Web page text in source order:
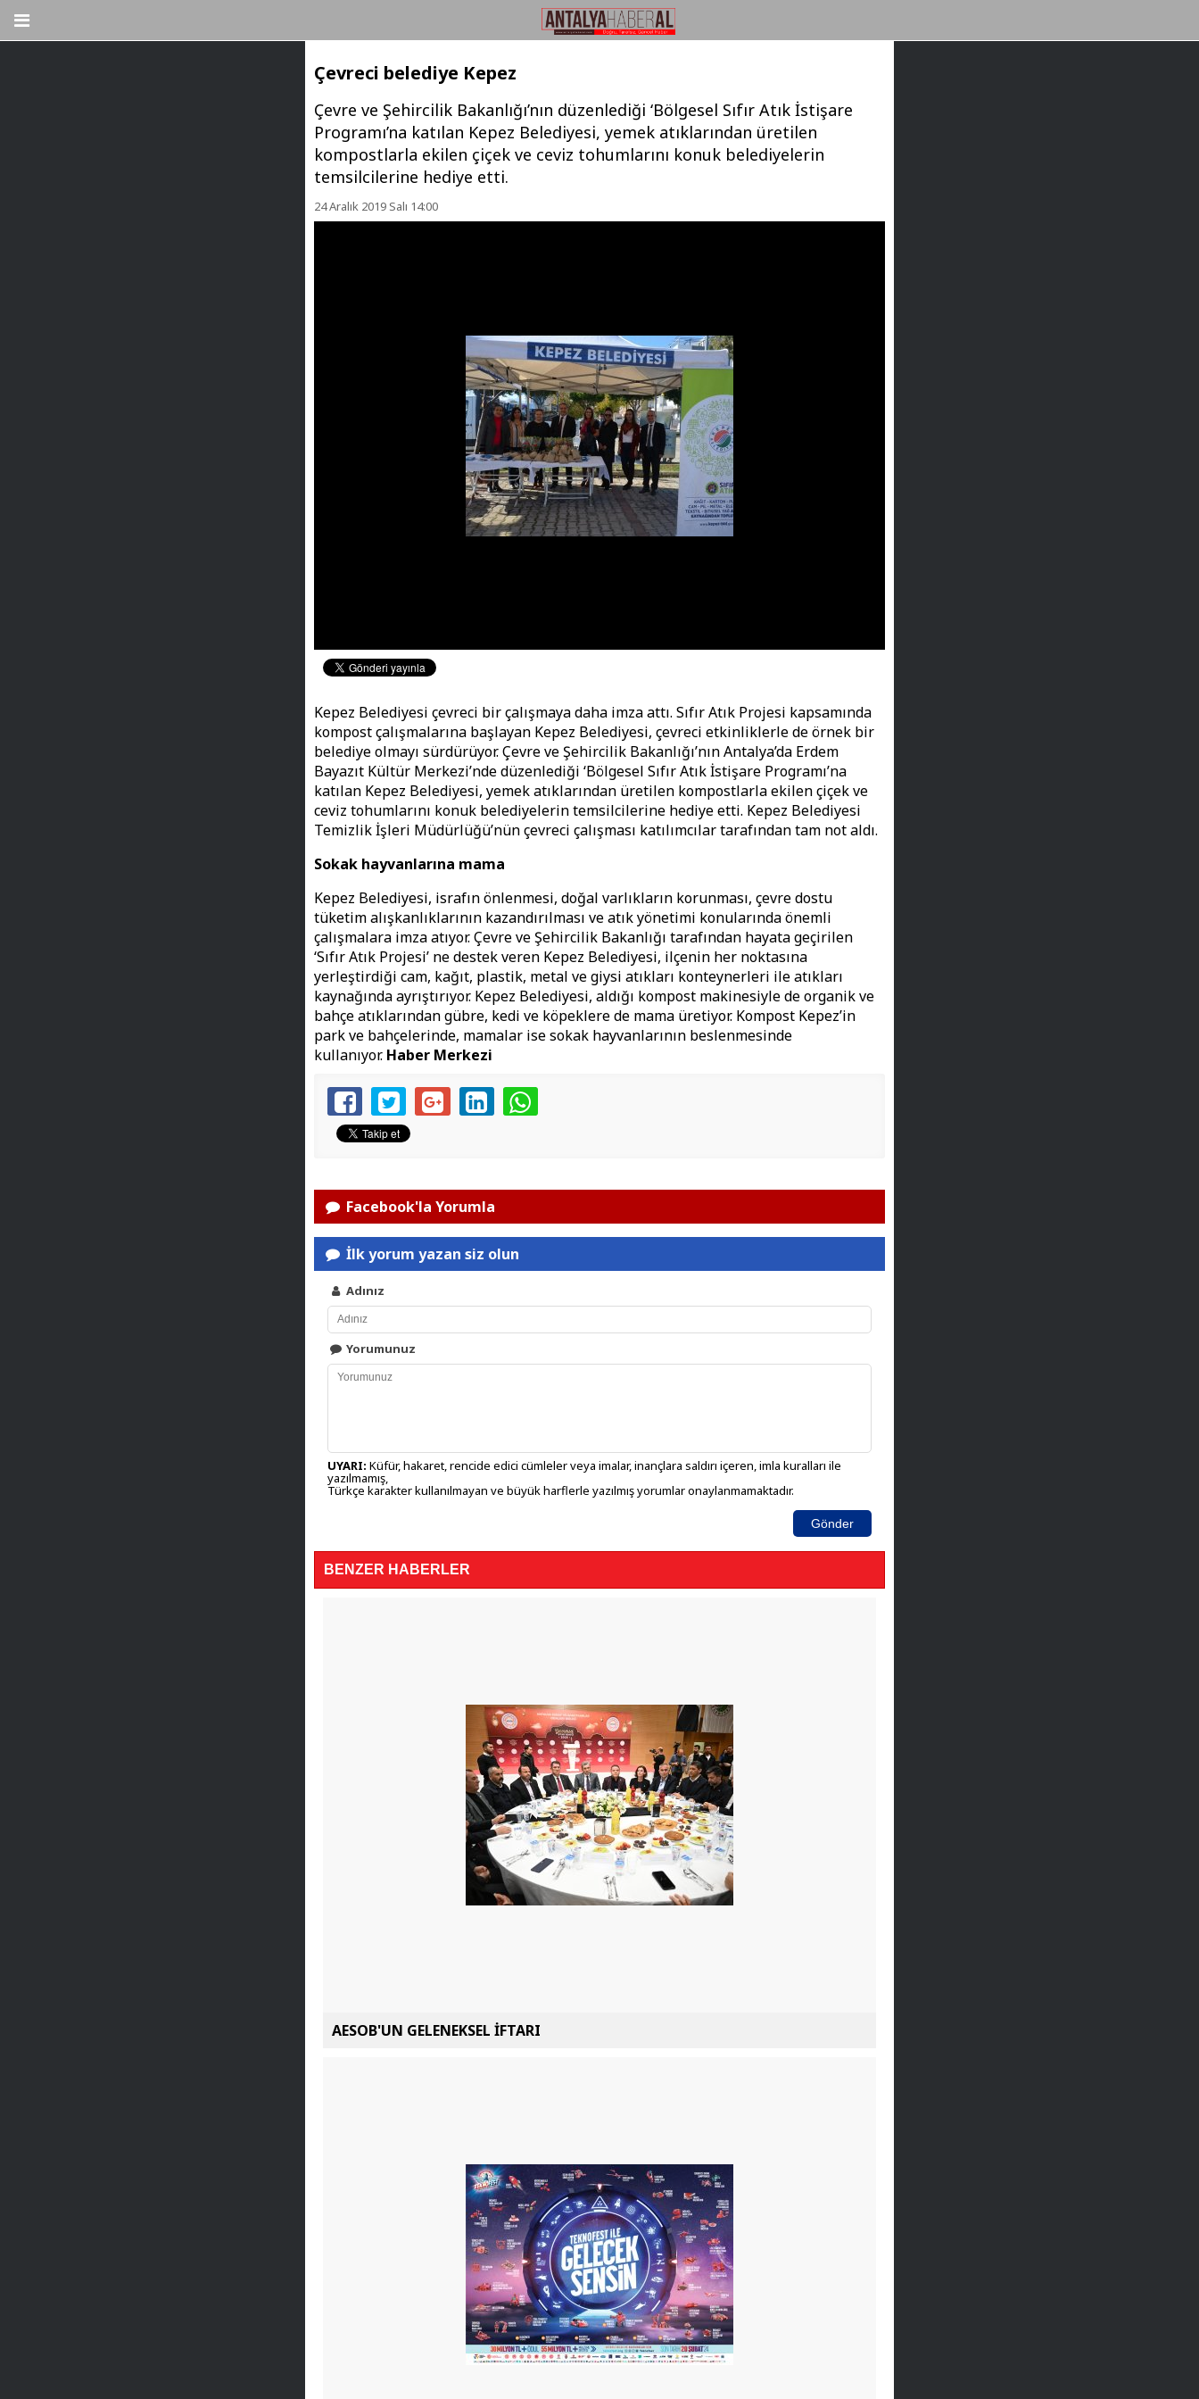
Çevreci belediye Kepez
Çevre ve Şehircilik Bakanlığı’nın düzenlediği ‘Bölgesel Sıfır Atık İstişare
Programı’na katılan Kepez Belediyesi, yemek atıklarından üretilen
kompostlarla ekilen çiçek ve ceviz tohumlarını konuk belediyelerin
temsilcilerine hediye etti.
24 Aralık 2019 Salı 14:00
Kepez Belediyesi çevreci bir çalışmaya daha imza attı. Sıfır Atık Projesi kapsamında
kompost çalışmalarına başlayan Kepez Belediyesi, çevreci etkinliklerle de örnek bir
belediye olmayı sürdürüyor. Çevre ve Şehircilik Bakanlığı’nın Antalya’da Erdem
Bayazıt Kültür Merkezi’nde düzenlediği ‘Bölgesel Sıfır Atık İstişare Programı’na
katılan Kepez Belediyesi, yemek atıklarından üretilen kompostlarla ekilen çiçek ve
ceviz tohumlarını konuk belediyelerin temsilcilerine hediye etti. Kepez Belediyesi
Temizlik İşleri Müdürlüğü’nün çevreci çalışması katılımcılar tarafından tam not aldı.
Sokak hayvanlarına mama
Kepez Belediyesi, israfın önlenmesi, doğal varlıkların korunması, çevre dostu
tüketim alışkanlıklarının kazandırılması ve atık yönetimi konularında önemli
çalışmalara imza atıyor. Çevre ve Şehircilik Bakanlığı tarafından hayata geçirilen
‘Sıfır Atık Projesi’ ne destek veren Kepez Belediyesi, ilçenin her noktasına
yerleştirdiği cam, kağıt, plastik, metal ve giysi atıkları konteynerleri ile atıkları
kaynağında ayrıştırıyor. Kepez Belediyesi, aldığı kompost makinesiyle de organik ve
bahçe atıklarından gübre, kedi ve köpeklere de mama üretiyor. Kompost Kepez’in
park ve bahçelerinde, mamalar ise sokak hayvanlarının beslenmesinde
kullanıyor. Haber Merkezi
Facebook'la Yorumla
İlk yorum yazan siz olun
Adınız
Yorumunuz
UYARI: Küfür, hakaret, rencide edici cümleler veya imalar, inançlara saldırı içeren, imla kuralları ile
yazılmamış,
Türkçe karakter kullanılmayan ve büyük harflerle yazılmış yorumlar onaylanmamaktadır.
Gönder
BENZER HABERLER
AESOB'UN GELENEKSEL İFTARI